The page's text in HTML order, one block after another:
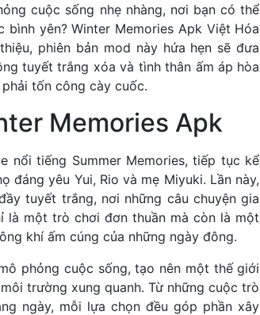
cuộc sống nhẹ nhàng, nơi bạn có thể
yên? Winter Memories Apk Việt Hóa
phiên bản mod này hứa hẹn sẽ đưa
tuyết trắng xóa và tình thân ấm áp hòa
tốn công cày cuốc.
Memories Apk
nổi tiếng Summer Memories, tiếp tục kể
đáng yêu Yui, Rio và mẹ Miyuki. Lần này,
tuyết trắng, nơi những câu chuyện gia
là một trò chơi đơn thuần mà còn là một
khí ấm cúng của những ngày đông.
phỏng cuộc sống, tạo nên một thế giới
trường xung quanh. Từ những cuộc trò
ngày, mỗi lựa chọn đều góp phần xây